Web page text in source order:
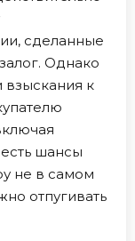
сделанные
Однако
к
шансы
не в самом
отпугивать